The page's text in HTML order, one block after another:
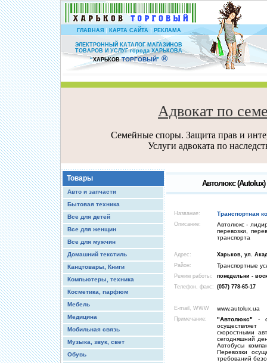
ГЛАВНАЯ| КАРТА САЙТА | РЕКЛАМА
ЭЛЕКТРОННЫЙ КАТАЛОГ МАГАЗИНОВ
ТОВАРОВ И УСЛУГ города ХАРЬКОВА
“ХАРЬКОВ ТОРГОВЫЙ” ®
Адвокат по
Семейные споры. Защита прав и
Услуги адвоката по
Товары
Авто и запчасти
Бытовая техника
Все для детей
Все для женщин
Все для мужчин
Домашний текстиль
Канцтовары, Книги
Компьютеры, техника
Косметика, парфюм
Мебель
Медицина
Мобильная связь
Музыка, звук, свет
Обувь
Автолюкс (Autolux)
Название: Транспортная
Описание:
Автолюкс -
перевозки,
транспорта
Адрес:
Харьков, ул.
Район:
Транспортные
Режим работы:
понедельни -
Телефон, факс: (057) 778-65-17
E-mail, WWW www.autolux.ua
Примечание: "Автолюкс" -
скоростными
сегодняшний
Автобусы
Перевозки
требований